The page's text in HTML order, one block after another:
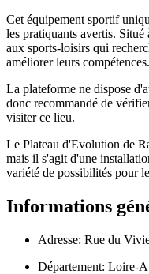
Cet équipement sportif
les pratiquants avertis. Situé
aux sports-loisirs qui
améliorer leurs compétences.
La plateforme ne dispose
donc recommandé de
visiter ce lieu.
Le Plateau d'Evolution de
mais il s'agit d'une
variété de possibilités pour
Informations
Adresse: Rue du
Département: Loire-